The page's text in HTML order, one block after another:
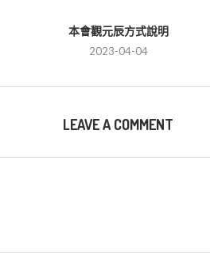
本會觀元辰方式說明
2023-04-04
LEAVE A COMMENT